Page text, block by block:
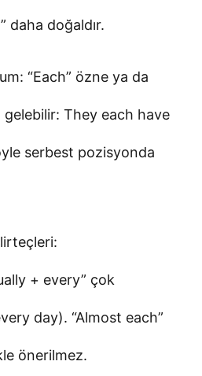
daha doğaldır.
“Each” özne ya da
They each have
serbest pozisyonda
+ every” çok
day). “Almost each”
önerilmez.